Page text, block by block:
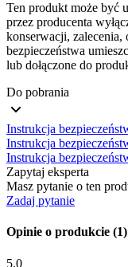
Ten produkt może być
przez producenta
konserwacji, zalecenia,
bezpieczeństwa
lub dołączone do
Do pobrania
Instrukcja
Instrukcja
Instrukcja
Zapytaj eksperta
Masz pytanie o ten
Zadaj pytanie
Opinie o produkcie (1)
5.0